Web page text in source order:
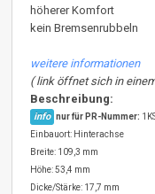
höherer Komfort
kein Bremsenrubbeln
weitere informationen
( link öffnet sich in
Beschreibung:
info nur für PR-Nummer:
Einbauort: Hinterachse
Breite: 109,3 mm
Höhe: 53,4 mm
Dicke/Stärke: 17,7 mm